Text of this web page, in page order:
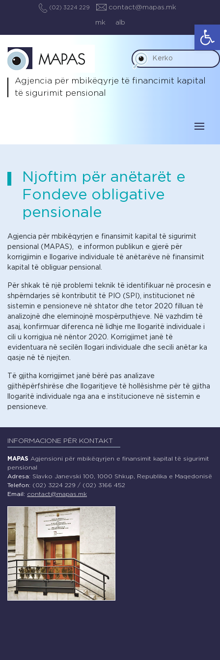
(02) 3224 229 contact@mapas.mk
mk alb
Agjencia për mbikëqyrje të financimit kapital
të sigurimit pensional
Njoftim për anëtarët e
Fondeve obligative
pensionale
Agjencia për mbikëqyrjen e finansimit kapital të sigurimit
pensional (MAPAS), e informon publikun e gjerë për
korrigjimin e llogarive individuale të anëtarëve në finansimit
kapital të obliguar pensional.
Për shkak të një problemi teknik të identifikuar në procesin e
shpërndarjes së kontributit të PIO (SPI), institucionet në
sistemin e pensioneve në shtator dhe tetor 2020 filluan të
analizojnë dhe eleminojnë mospërputhjeve. Në vazhdim të
asaj, konfirmuar diferenca në lidhje me llogaritë individuale i
cili u korrigjua në nëntor 2020. Korrigjimet janë të
evidentuara në secilën llogari individuale dhe secili anëtar ka
qasje në të njejten.
Të gjitha korrigjimet janë bërë pas analizave
gjithëpërfshirëse dhe llogaritjeve të hollësishme për të gjitha
llogaritë individuale nga ana e institucioneve në sistemin e
pensioneve.
INFORMACIONE PËR KONTAKT
MAPAS Agjensioni për mbikëqyrjen e finansimit kapital të sigurimit
pensional
Adresa: Slavko Janevski 100, 1000 Shkup, Republika e Maqedonisë
Telefon: (02) 3224 229 / (02) 3166 452
Email: contact@mapas.mk